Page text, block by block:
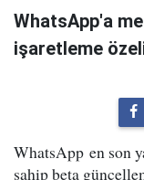
WhatsApp'a
işaretleme
WhatsApp en son
sahip beta